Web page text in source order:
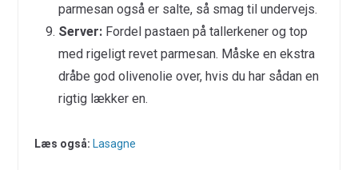
parmesan også er salte, så smag til undervejs.
Server:Fordel pastaen på tallerkener og top
med rigeligt revet parmesan. Måske en ekstra
dråbe god olivenolie over, hvis du har sådan en
rigtig lækker en.
Læs også: Lasagne